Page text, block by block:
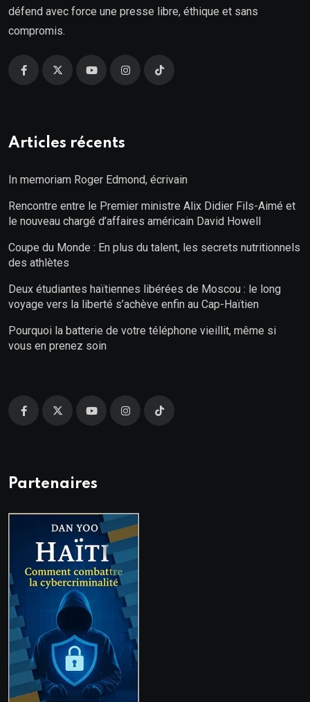
défend avec force une presse libre, éthique et sans
compromis.
Articles récents
In memoriam Roger Edmond, écrivain
Rencontre entre le Premier ministre Alix Didier Fils-Aimé et
le nouveau chargé d’affaires américain David Howell
Coupe du Monde : En plus du talent, les secrets nutritionnels
des athlètes
Deux étudiantes haïtiennes libérées de Moscou : le long
voyage vers la liberté s’achève enfin au Cap-Haïtien
Pourquoi la batterie de votre téléphone vieillit, même si
vous en prenez soin
Partenaires